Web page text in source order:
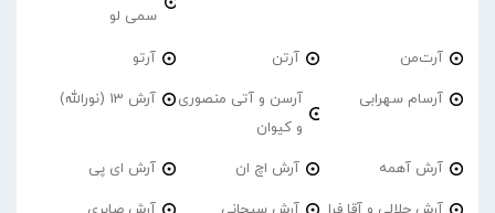
سمی لو
آرت‌من آرتن آرتو
آرسام سهرابی
آرسن و آتی منصوری
و کیوان
آرش 13 (نورالله)
آرش آهمه آرش اچ ان آرش ای پی